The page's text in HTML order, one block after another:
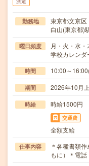
派遣
勤務地
東京都文京区
白山(東京都)
曜日頻度
月・火・水
学校カレン
時間 10:00～
期間 2026年10月
時給 時給1500円
交通費
全額支給
仕事内容
＊各種書類
もに）＊電